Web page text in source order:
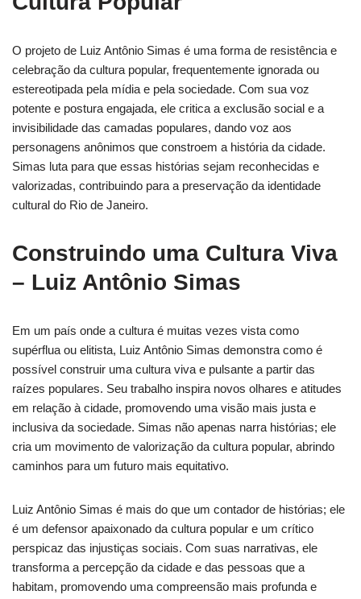
O projeto de Luiz Antônio Simas é uma forma de resistência e
celebração da cultura popular, frequentemente ignorada ou
estereotipada pela mídia e pela sociedade. Com sua voz
potente e postura engajada, ele critica a exclusão social e a
invisibilidade das camadas populares, dando voz aos
personagens anônimos que constroem a história da cidade.
Simas luta para que essas histórias sejam reconhecidas e
valorizadas, contribuindo para a preservação da identidade
cultural do Rio de Janeiro.
Construindo uma Cultura Viva
– Luiz Antônio Simas
Em um país onde a cultura é muitas vezes vista como
supérflua ou elitista, Luiz Antônio Simas demonstra como é
possível construir uma cultura viva e pulsante a partir das
raízes populares. Seu trabalho inspira novos olhares e atitudes
em relação à cidade, promovendo uma visão mais justa e
inclusiva da sociedade. Simas não apenas narra histórias; ele
cria um movimento de valorização da cultura popular, abrindo
caminhos para um futuro mais equitativo.
Luiz Antônio Simas é mais do que um contador de histórias; ele
é um defensor apaixonado da cultura popular e um crítico
perspicaz das injustiças sociais. Com suas narrativas, ele
transforma a percepção da cidade e das pessoas que a
habitam, promovendo uma compreensão mais profunda e